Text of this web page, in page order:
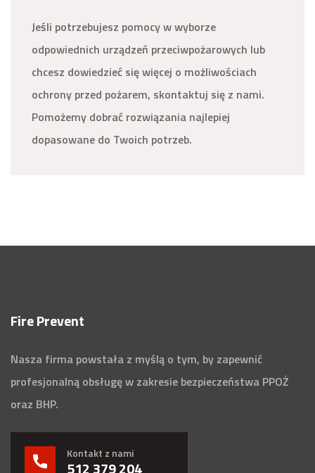
Jeśli potrzebujesz pomocy w wyborze
odpowiednich urządzeń przeciwpożarowych lub
chcesz dowiedzieć się więcej o możliwościach
ochrony przed pożarem, skontaktuj się z nami.
Pomożemy dobrać rozwiązania najlepiej
dopasowane do Twoich potrzeb.
Fire Prevent
Nasza firma powstała z myślą o tym, by zapewnić
profesjonalną obsługę w zakresie bezpieczeństwa PPOŻ
oraz BHP.
Kontakt z nami
512 379 204